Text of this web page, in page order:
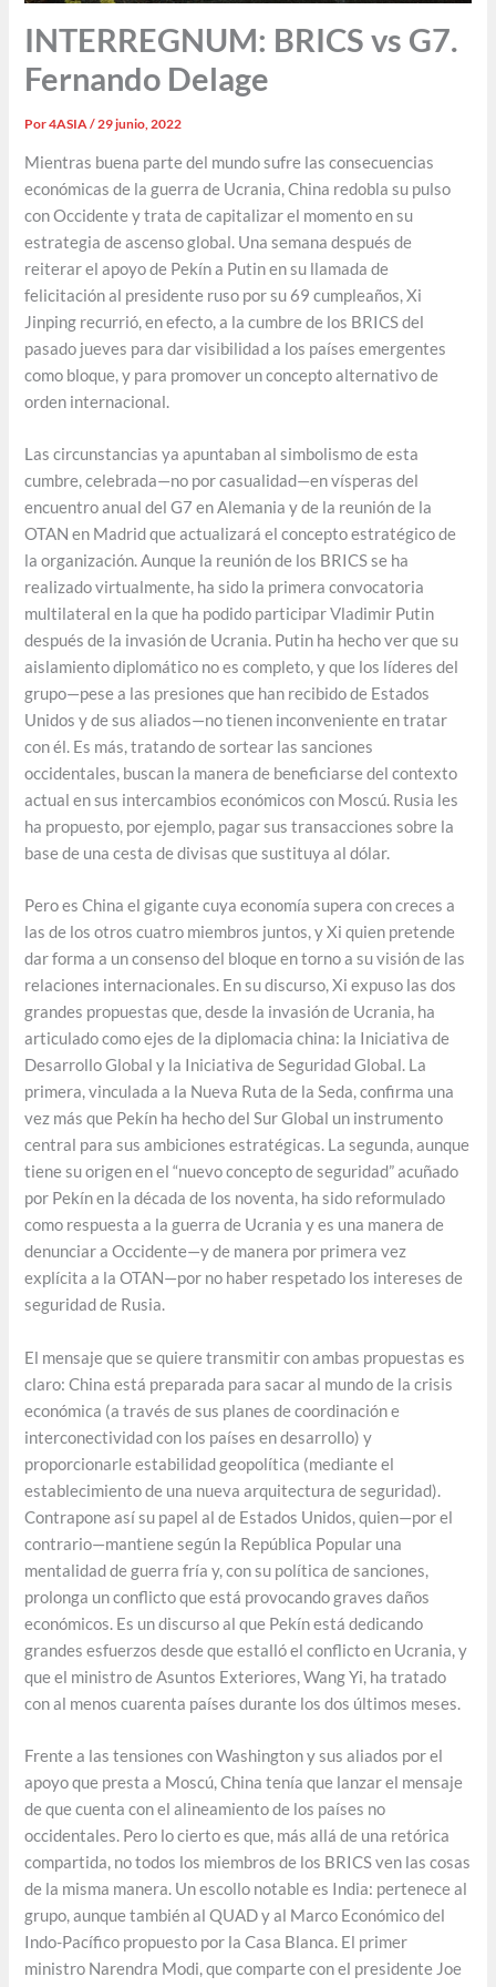
INTERREGNUM: BRICS vs G7.
Fernando Delage
Por4ASIA/29 junio, 2022
Mientras buena parte del mundo sufre las consecuencias
económicas de la guerra de Ucrania, China redobla su pulso
con Occidente y trata de capitalizar el momento en su
estrategia de ascenso global. Una semana después de
reiterar el apoyo de Pekín a Putin en su llamada de
felicitación al presidente ruso por su 69 cumpleaños, Xi
Jinping recurrió, en efecto, a la cumbre de los BRICS del
pasado jueves para dar visibilidad a los países emergentes
como bloque, y para promover un concepto alternativo de
orden internacional.
Las circunstancias ya apuntaban al simbolismo de esta
cumbre, celebrada—no por casualidad—en vísperas del
encuentro anual del G7 en Alemania y de la reunión de la
OTAN en Madrid que actualizará el concepto estratégico de
la organización. Aunque la reunión de los BRICS se ha
realizado virtualmente, ha sido la primera convocatoria
multilateral en la que ha podido participar Vladimir Putin
después de la invasión de Ucrania. Putin ha hecho ver que su
aislamiento diplomático no es completo, y que los líderes del
grupo—pese a las presiones que han recibido de Estados
Unidos y de sus aliados—no tienen inconveniente en tratar
con él. Es más, tratando de sortear las sanciones
occidentales, buscan la manera de beneficiarse del contexto
actual en sus intercambios económicos con Moscú. Rusia les
ha propuesto, por ejemplo, pagar sus transacciones sobre la
base de una cesta de divisas que sustituya al dólar.
Pero es China el gigante cuya economía supera con creces a
las de los otros cuatro miembros juntos, y Xi quien pretende
dar forma a un consenso del bloque en torno a su visión de las
relaciones internacionales. En su discurso, Xi expuso las dos
grandes propuestas que, desde la invasión de Ucrania, ha
articulado como ejes de la diplomacia china: la Iniciativa de
Desarrollo Global y la Iniciativa de Seguridad Global. La
primera, vinculada a la Nueva Ruta de la Seda, confirma una
vez más que Pekín ha hecho del Sur Global un instrumento
central para sus ambiciones estratégicas. La segunda, aunque
tiene su origen en el “nuevo concepto de seguridad” acuñado
por Pekín en la década de los noventa, ha sido reformulado
como respuesta a la guerra de Ucrania y es una manera de
denunciar a Occidente—y de manera por primera vez
explícita a la OTAN—por no haber respetado los intereses de
seguridad de Rusia.
El mensaje que se quiere transmitir con ambas propuestas es
claro: China está preparada para sacar al mundo de la crisis
económica (a través de sus planes de coordinación e
interconectividad con los países en desarrollo) y
proporcionarle estabilidad geopolítica (mediante el
establecimiento de una nueva arquitectura de seguridad).
Contrapone así su papel al de Estados Unidos, quien—por el
contrario—mantiene según la República Popular una
mentalidad de guerra fría y, con su política de sanciones,
prolonga un conflicto que está provocando graves daños
económicos. Es un discurso al que Pekín está dedicando
grandes esfuerzos desde que estalló el conflicto en Ucrania, y
que el ministro de Asuntos Exteriores, Wang Yi, ha tratado
con al menos cuarenta países durante los dos últimos meses.
Frente a las tensiones con Washington y sus aliados por el
apoyo que presta a Moscú, China tenía que lanzar el mensaje
de que cuenta con el alineamiento de los países no
occidentales. Pero lo cierto es que, más allá de una retórica
compartida, no todos los miembros de los BRICS ven las cosas
de la misma manera. Un escollo notable es India: pertenece al
grupo, aunque también al QUAD y al Marco Económico del
Indo-Pacífico propuesto por la Casa Blanca. El primer
ministro Narendra Modi, que comparte con el presidente Joe